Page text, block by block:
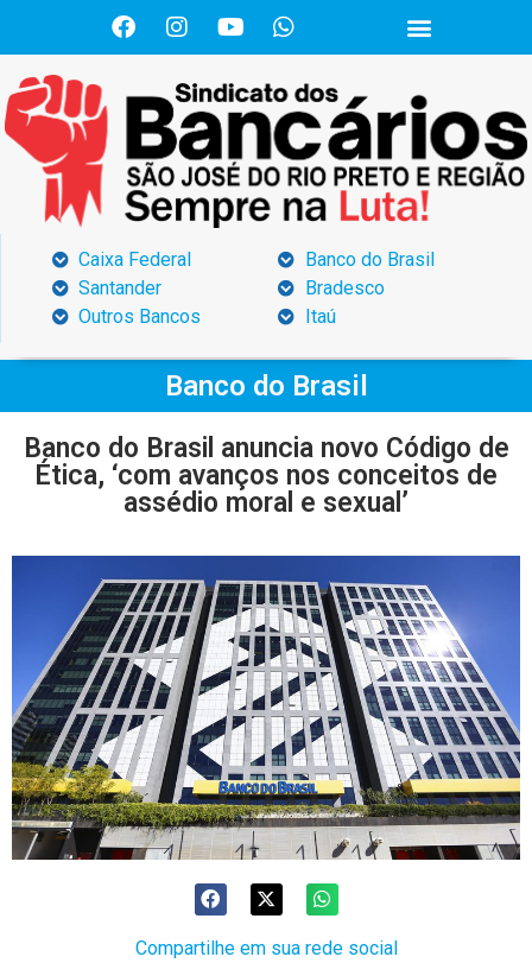
Caixa Federal
Santander
Outros Bancos
Banco do Brasil
Bradesco
Itaú
Banco do Brasil
Banco do Brasil anuncia novo Código de
Ética, ‘com avanços nos conceitos de
assédio moral e sexual’
Compartilhe em sua rede social